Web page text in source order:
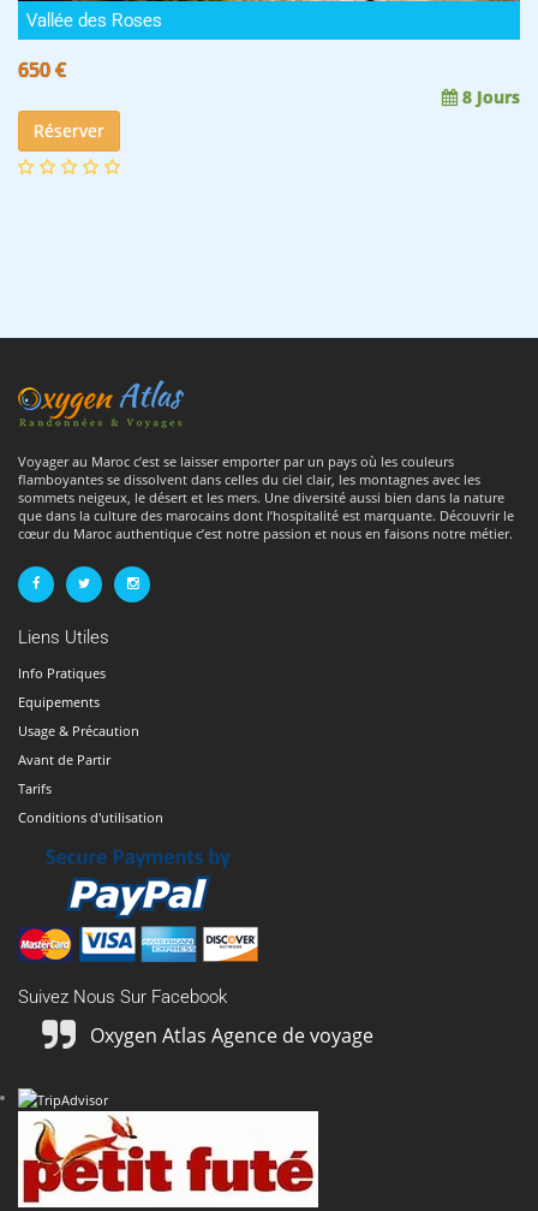
Vallée des Roses
650 €
8 Jours
Réserver
Voyager au Maroc c’est se laisser emporter par un pays où les couleurs
flamboyantes se dissolvent dans celles du ciel clair, les montagnes avec les
sommets neigeux, le désert et les mers. Une diversité aussi bien dans la nature
que dans la culture des marocains dont l’hospitalité est marquante. Découvrir le
cœur du Maroc authentique c’est notre passion et nous en faisons notre métier.
Liens Utiles
Info Pratiques
Equipements
Usage & Précaution
Avant de Partir
Tarifs
Conditions d'utilisation
Suivez Nous Sur Facebook
Oxygen Atlas Agence de voyage